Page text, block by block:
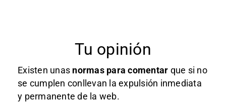
Tu opinión
Existen unas normas para comentar que si no
se cumplen conllevan la expulsión inmediata
y permanente de la web.